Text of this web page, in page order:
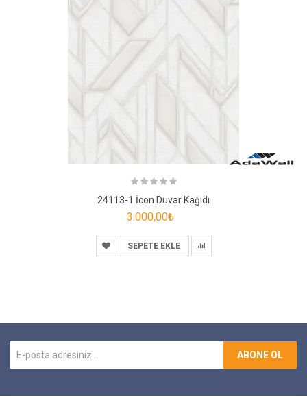
24113-1 İcon Duvar Kağıdı
3.000,00₺
SEPETE EKLE
ABONE OL